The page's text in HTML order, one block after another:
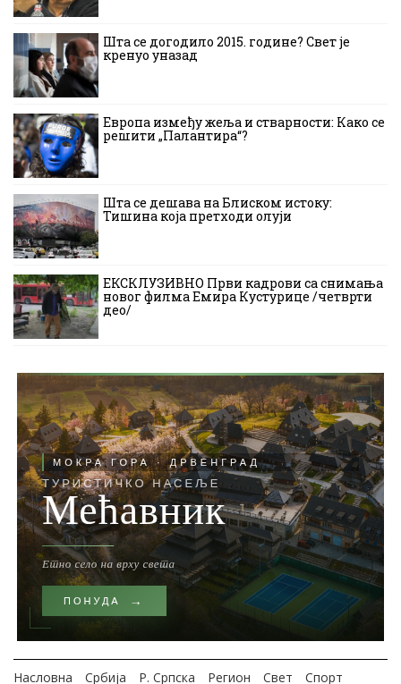
Шта се догодило 2015. године? Свет је
кренуо уназад
Европа између жеља и стварности: Како се
решити „Палантира“?
Шта се дешава на Блиском истоку:
Тишина која претходи олуји
ЕКСКЛУЗИВНО Први кадрови са снимања
новог филма Емира Кустурице /четврти
део/
Насловна Србија Р. Српска Регион Свет Спорт